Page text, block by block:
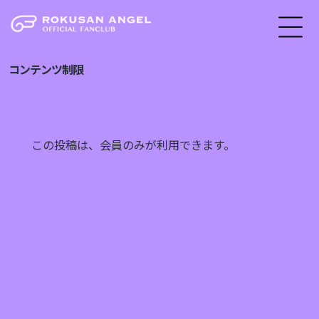
コンテンツ制限
この投稿は、会員のみが利用できます。